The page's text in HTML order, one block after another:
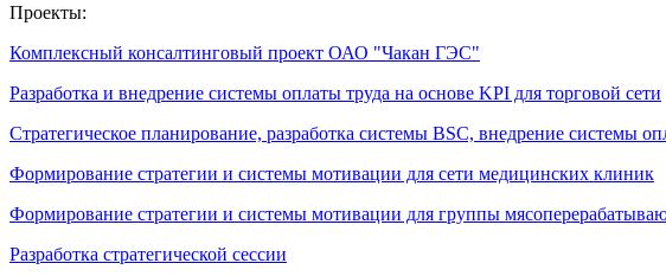
Проекты:
Комплексный консалтинговый проект ОАО "Чакан ГЭС"
Разработка и внедрение системы оплаты труда на основе KPI для торговой сети
Стратегическое планирование, разработка системы BSC, внедрение системы
Формирование стратегии и системы мотивации для сети медицинских клиник
Формирование стратегии и системы мотивации для группы
Разработка стратегической сессии